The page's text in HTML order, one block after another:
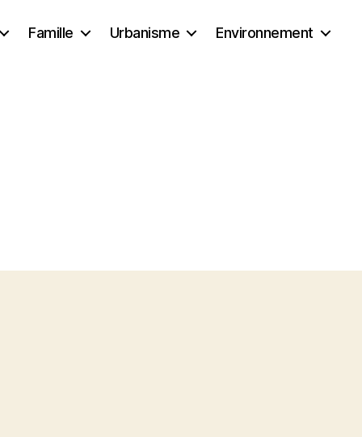
Famille Urbanisme Environnement